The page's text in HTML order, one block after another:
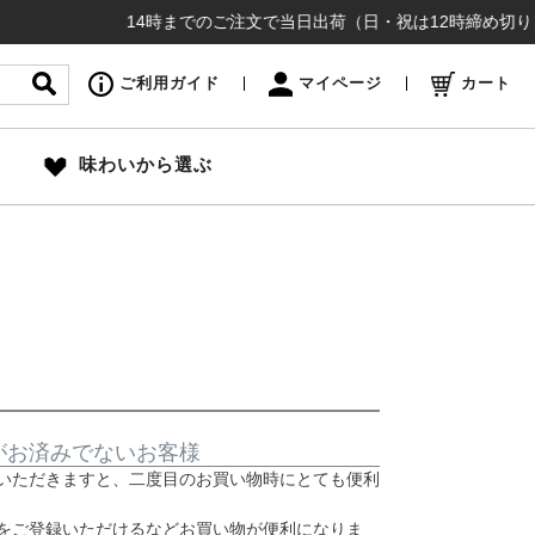
14時までのご注文で当日出荷（日・祝は12時締め切り
ご利用ガイド マイページ カート
味わいから選ぶ
済みでないお客様
ただきますと、二度目のお買い物時にとても便利
ご登録いただけるなどお買い物が便利になりま